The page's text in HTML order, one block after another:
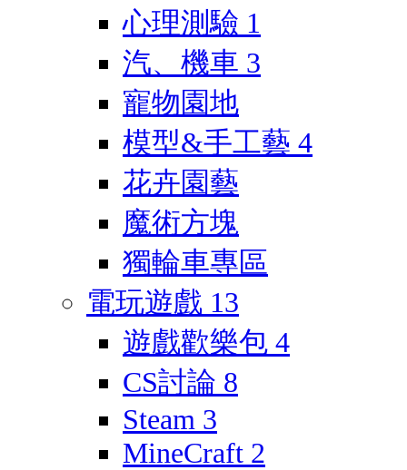
心理測驗 1
汽、機車 3
寵物園地
模型&手工藝 4
花卉園藝
魔術方塊
獨輪車專區
電玩遊戲 13
遊戲歡樂包 4
CS討論 8
Steam 3
MineCraft 2